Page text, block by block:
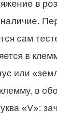
в
наличие.
сам
в
или
в
«V»: